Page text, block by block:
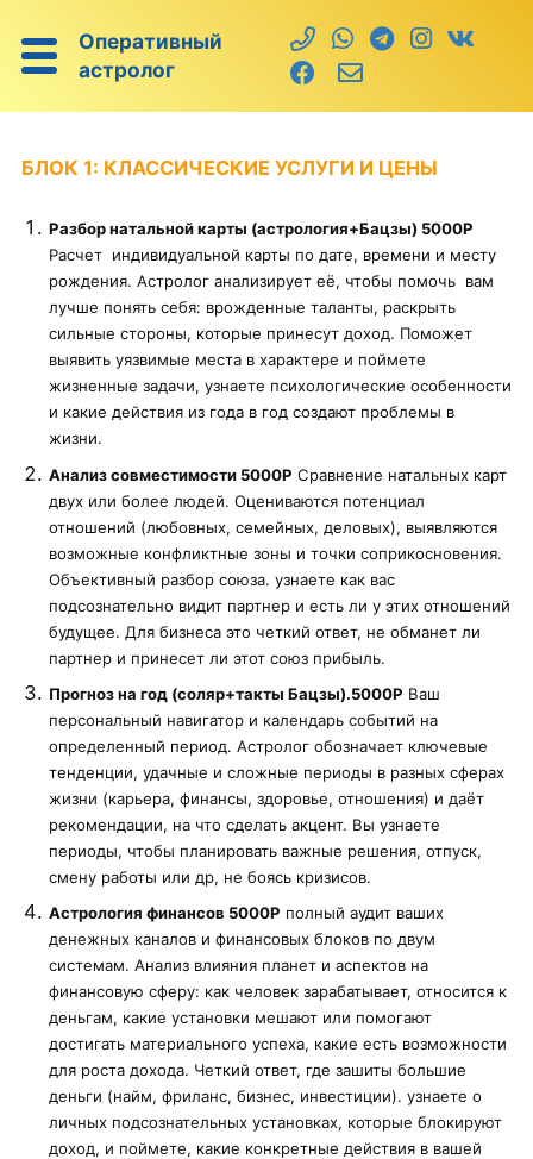
Оперативный
астролог
БЛОК 1: КЛАССИЧЕСКИЕ УСЛУГИ И ЦЕНЫ
Разбор натальной карты (астрология+Бацзы) 5000Р
Расчет индивидуальной карты по дате, времени и месту
рождения. Астролог анализирует её, чтобы помочь вам
лучше понять себя: врожденные таланты, раскрыть
сильные стороны, которые принесут доход. Поможет
выявить уязвимые места в характере и поймете
жизненные задачи, узнаете психологические особенности
и какие действия из года в год создают проблемы в
жизни.
Анализ совместимости 5000Р Сравнение натальных карт
двух или более людей. Оцениваются потенциал
отношений (любовных, семейных, деловых), выявляются
возможные конфликтные зоны и точки соприкосновения.
Объективный разбор союза. узнаете как вас
подсознательно видит партнер и есть ли у этих отношений
будущее. Для бизнеса это четкий ответ, не обманет ли
партнер и принесет ли этот союз прибыль.
Прогноз на год (соляр+такты Бацзы).5000Р Ваш
персональный навигатор и календарь событий на
определенный период. Астролог обозначает ключевые
тенденции, удачные и сложные периоды в разных сферах
жизни (карьера, финансы, здоровье, отношения) и даёт
рекомендации, на что сделать акцент. Вы узнаете
периоды, чтобы планировать важные решения, отпуск,
смену работы или др, не боясь кризисов.
Астрология финансов 5000Р полный аудит ваших
денежных каналов и финансовых блоков по двум
системам. Анализ влияния планет и аспектов на
финансовую сферу: как человек зарабатывает, относится к
деньгам, какие установки мешают или помогают
достигать материального успеха, какие есть возможности
для роста дохода. Четкий ответ, где зашиты большие
деньги (найм, фриланс, бизнес, инвестиции). узнаете о
личных подсознательных установках, которые блокируют
доход, и поймете, какие конкретные действия в вашей